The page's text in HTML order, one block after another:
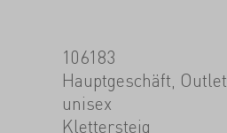
106183
Hauptgeschäft, Outlet
unisex
Klettersteig